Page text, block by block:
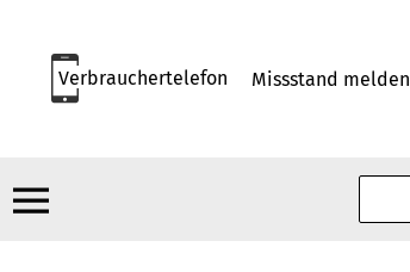
Verbrauchertelefon Missstand melden